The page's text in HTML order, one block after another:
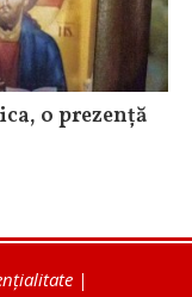
o prezență
|